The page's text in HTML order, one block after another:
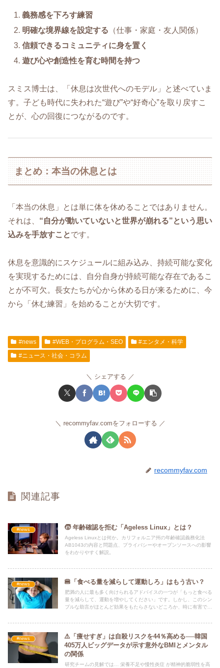
義務感を下ろす練習
明確な境界線を設定する （仕事・家庭・友人関係）
信頼できるコミュニティに身を置く
遊び心や創造性を育む時間を持つ
スミス博士は、「休息は次世代へのモデル」と述べていま
す。子ども時代に失われた“遊び”や“好奇心”を取り戻すこ
とが、心の回復につながるのです。
まとめ：本当の休息とは
「本当の休息」とは単に体を休めることではありません。
それは、 “自分が動いていないと世界が崩れる”という思い
込みを手放すことです。
休息を意識的にスケジュールに組み込み、持続可能な変化
を実現するためには、自分自身が持続可能な存在であるこ
とが不可欠。長女たちが心から休める日が来るために、今
から「休む練習」を始めることが大切です。
#news #WEB・プログラム・SEO
#エンタメ・科学
#ニュース・社会・コラム
シェアする
recommyfav.comをフォローする
recommyfav.com
関連記事
#news 🧒 年齢確認を拒む「Ageless Linux」とは？
Ageless Linuxとは何か。カリフォルニア州の年齢確認義務化法
AB1043の内容と問題点、プライバシーやオープンソースへの影響
をわかりやすく解説。
#news 🍔「食べる量を減らして運動しろ」はもう古い？
肥満の人に最も多く向けられるアドバイスの一つが「もっと食べる
量を減らして、運動を増やしてください」です。しかし、このシン
プルな助言がほとんど効果をもたらさないどころか、時に有害です
#news
⚠️「痩せすぎ」は自殺リスクを44％高める──韓国
405万人ビッグデータが示す意外なBMIとメンタル
の関係
研究チームの見解では… 栄養不足や慢性炎症 が精神的脆弱性を高